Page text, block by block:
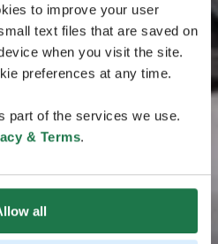
to improve your user
text files that are saved on
when you visit the site.
preferences at any time.
part of the services we use.
& Terms.
all